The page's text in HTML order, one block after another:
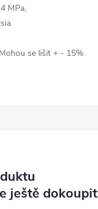
MPa,
se lišit + - 15%
ještě dokoupit